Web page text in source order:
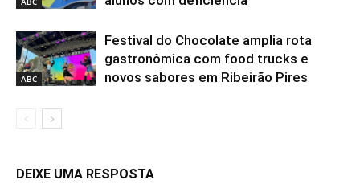
ABC
Festival do Chocolate amplia rota
gastronômica com food trucks e
novos sabores em Ribeirão Pires
DEIXE UMA RESPOSTA